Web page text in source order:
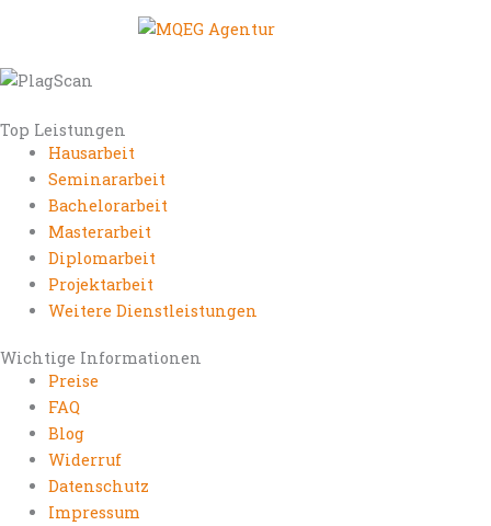
Top Leistungen
Hausarbeit
Seminararbeit
Bachelorarbeit
Masterarbeit
Diplomarbeit
Projektarbeit
Weitere Dienstleistungen
Wichtige Informationen
Preise
FAQ
Blog
Widerruf
Datenschutz
Impressum